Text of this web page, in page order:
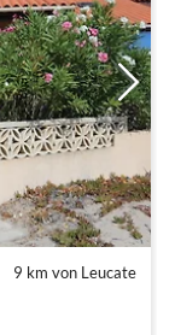
9 km von Leucate